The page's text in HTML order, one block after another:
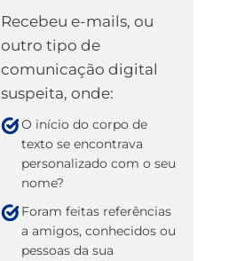
Recebeu e-mails, ou
outro tipo de
comunicação digital
suspeita, onde:
O início do corpo de
texto se encontrava
personalizado com o seu
nome?
Foram feitas referências
a amigos, conhecidos ou
pessoas da sua